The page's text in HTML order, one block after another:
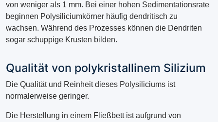
von weniger als 1 mm. Bei einer hohen Sedimentationsrate
beginnen Polysiliciumkörner häufig dendritisch zu
wachsen. Während des Prozesses können die Dendriten
sogar schuppige Krusten bilden.
Qualität von polykristallinem Silizium
Die Qualität und Reinheit dieses Polysiliciums ist
normalerweise geringer.
Die Herstellung in einem Fließbett ist aufgrund von